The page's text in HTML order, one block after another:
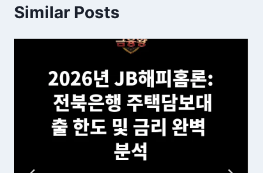
Similar Posts